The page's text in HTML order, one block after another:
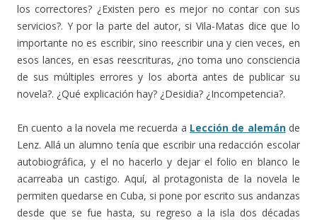
los correctores? ¿Existen pero es mejor no contar con sus
servicios?. Y por la parte del autor, si Vila-Matas dice que lo
importante no es escribir, sino reescribir una y cien veces, en
esos lances, en esas reescrituras, ¿no toma uno consciencia
de sus múltiples errores y los aborta antes de publicar su
novela?. ¿Qué explicación hay? ¿Desidia? ¿Incompetencia?.
En cuento a la novela me recuerda a Lección de alemánde
Lenz. Allá un alumno tenía que escribir una redacción escolar
autobiográfica, y el no hacerlo y dejar el folio en blanco le
acarreaba un castigo. Aquí, al protagonista de la novela le
permiten quedarse en Cuba, si pone por escrito sus andanzas
desde que se fue hasta, su regreso a la isla dos décadas